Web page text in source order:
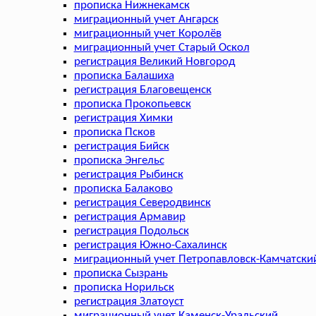
прописка Нижнекамск
миграционный учет Ангарск
миграционный учет Королёв
миграционный учет Старый Оскол
регистрация Великий Новгород
прописка Балашиха
регистрация Благовещенск
прописка Прокопьевск
регистрация Химки
прописка Псков
регистрация Бийск
прописка Энгельс
регистрация Рыбинск
прописка Балаково
регистрация Северодвинск
регистрация Армавир
регистрация Подольск
регистрация Южно-Сахалинск
миграционный учет Петропавловск-
прописка Сызрань
прописка Норильск
регистрация Златоуст